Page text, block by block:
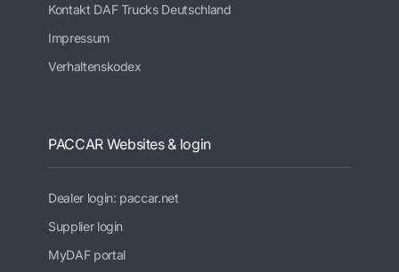
Kontakt DAF Trucks Deutschland
Impressum
Verhaltenskodex
PACCAR Websites & login
Dealer login: paccar.net
Supplier login
MyDAF portal